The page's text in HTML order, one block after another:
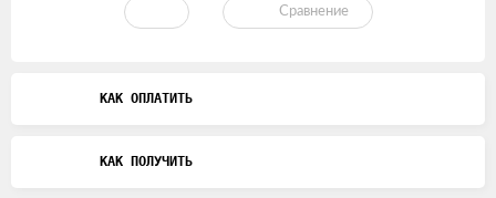
Сравнение
КАК ОПЛАТИТЬ
КАК ПОЛУЧИТЬ